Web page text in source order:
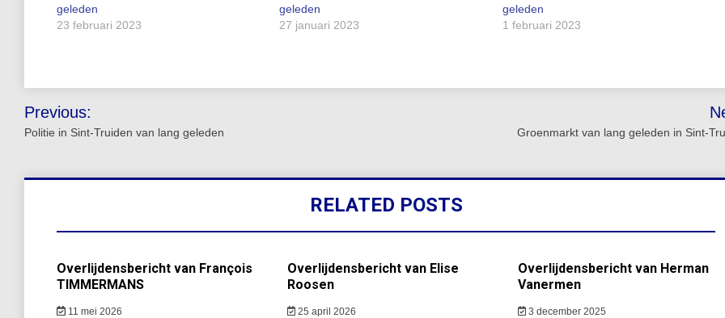
geleden
23 februari 2023
geleden
27 januari 2023
geleden
1 februari 2023
Bericht
navigatie
Previous:
Politie in Sint-Truiden van lang geleden Groenmarkt van lang geleden in Sint-
RELATED POSTS
Overlijdensbericht van François
TIMMERMANS
11 mei 2026
Overlijdensbericht van Elise
Roosen
25 april 2026
Overlijdensbericht van Herman
Vanermen
3 december 2025